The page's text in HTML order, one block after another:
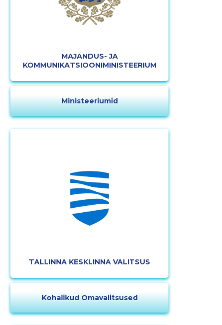
MAJANDUS- JA
KOMMUNIKATSIOONIMINISTEERIUM
Ministeeriumid
TALLINNA KESKLINNA VALITSUS
Kohalikud Omavalitsused